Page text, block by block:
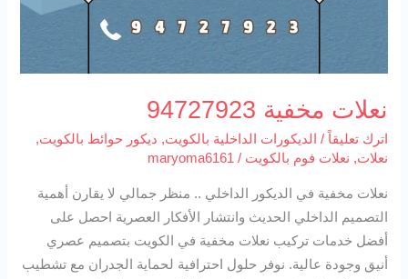
نعلات مخفية 94727923
اترك تعليقاً / الديكورات الداخلية بالكويت, ديكور حوائط بالكويت,
نعلات, نعلات فوم بالكويت /
maryoma6161
نعلات مخفية في الديكور الداخلي .. منظر جمالي لا يقارن أهمية
التصميم الداخلي الحديث وانتشار الأفكار العصرية احصل على
أفضل خدمات تركيب نعلات مخفية في الكويت بتصميم عصري
أنيق وجودة عالية. نوفر حلول احترافية لحماية الجدران مع تشطيب